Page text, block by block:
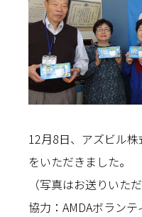
12月8日、アズビル
をいただきました。
（写真はお送りいた
協力：AMDAボランテ